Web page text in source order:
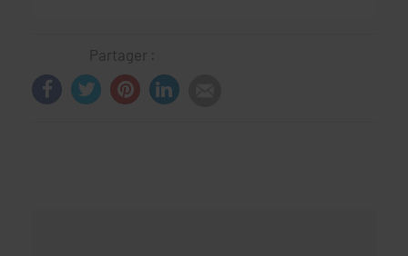
Partager :